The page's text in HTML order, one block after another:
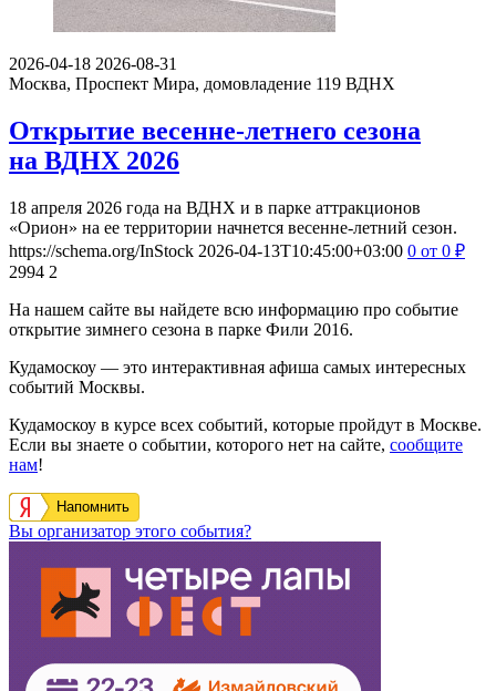
2026-04-18 2026-08-31
Москва, Проспект Мира, домовладение 119 ВДНХ
Открытие весенне-летнего сезона
на ВДНХ 2026
18 апреля 2026 года на ВДНХ и в парке аттракционов
«Орион» на ее территории начнется весенне-летний сезон.
https://schema.org/InStock 2026-04-13T10:45:00+03:00 0 от 0 ₽
2994 2
На нашем сайте вы найдете всю информацию про событие
открытие зимнего сезона в парке Фили 2016.
Кудамоскоу — это интерактивная афиша самых интересных
событий Москвы.
Кудамоскоу в курсе всех событий, которые пройдут в Москве.
Если вы знаете о событии, которого нет на сайте, сообщите
нам!
Напомнить
Вы организатор этого события?